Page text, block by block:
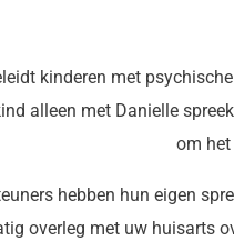
kinderen met
alleen met Danielle
om het
hebben hun eigen
overleg met uw huisarts